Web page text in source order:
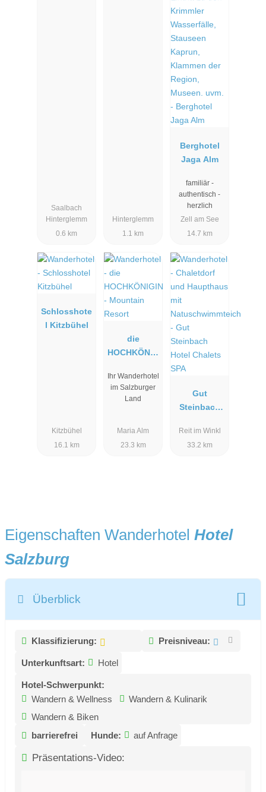
Saalbach
Hinterglemm
0.6 km
Hinterglemm
1.1 km
Berghotel
Jaga Alm
familiär -
authentisch -
herzlich
Zell am See
14.7 km
Schlosshote
l Kitzbühel
Kitzbühel
16.1 km
die
HOCHKÖNIG
Mountain
Resort
Ihr Wanderhotel
im Salzburger
Land
Maria Alm
23.3 km
Gut
Steinbach
Chalets SPA
Reit im Winkl
33.2 km
Eigenschaften Wanderhotel Hotel
Salzburg
Überblick
Klassifizierung: Preisniveau:
Unterkunftsart: Hotel
Hotel-Schwerpunkt:
Wandern & Wellness
Wandern & Kulinarik
Wandern & Biken
barrierefrei
Hunde: auf Anfrage
Präsentations-Video: